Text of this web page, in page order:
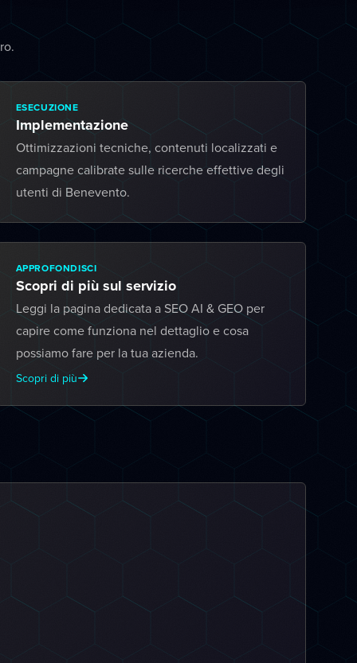
ESECUZIONE
Implementazione
Ottimizzazioni tecniche, contenuti localizzati e
campagne calibrate sulle ricerche effettive degli
utenti di Benevento.
APPROFONDISCI
Scopri di più sul servizio
Leggi la pagina dedicata a SEO AI & GEO per
capire come funziona nel dettaglio e cosa
possiamo fare per la tua azienda.
Scopri di più